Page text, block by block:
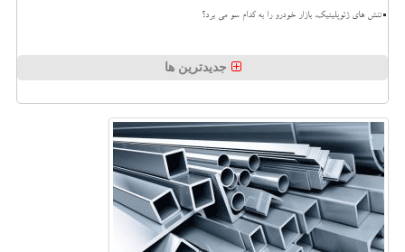
تنش های ژئوپلیتیک، بازار خودرو را به کدام سو می برد؟
جدیدترین ها